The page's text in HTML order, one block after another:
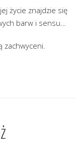
życie znajdzie się
barw i sensu…